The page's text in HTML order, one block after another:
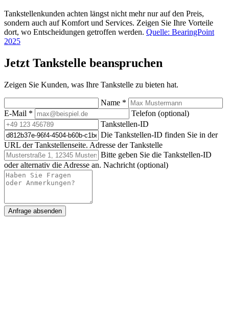
Tankstellenkunden achten längst nicht mehr nur auf den Preis,
sondern auch auf Komfort und Services. Zeigen Sie Ihre Vorteile
dort, wo Entscheidungen getroffen werden. Quelle: BearingPoint
2025
Jetzt Tankstelle beanspruchen
Zeigen Sie Kunden, was Ihre Tankstelle zu bieten hat.
Name *
E-Mail *
Telefon (optional)
Tankstellen-ID
Die Tankstellen-ID finden Sie in der
URL der Tankstellenseite. Adresse der Tankstelle
Bitte geben Sie die Tankstellen-ID
oder alternativ die Adresse an. Nachricht (optional)
Anfrage absenden